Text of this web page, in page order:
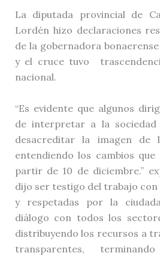
La diputada provincial de
Lordén hizo declaraciones
de la gobernadora
y el cruce tuvo
nacional.
“Es evidente que algunos
de interpretar a la sociedad
desacreditar la imagen de
entendiendo los cambios
partir de 10 de diciembre.”
dijo ser testigo del trabajo
y respetadas por la
diálogo con todos los
distribuyendo los recursos a
transparentes,